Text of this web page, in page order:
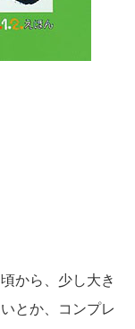
から、少し大き
とか、コンプレ